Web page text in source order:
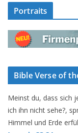
Portraits
Bible Verse of
Meinst du, dass sich
ich ihn nicht sehe?,
Himmel und Erde